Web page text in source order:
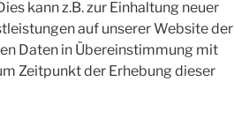
kann z.B. zur Einhaltung neuer
auf unserer Website der
Daten in Übereinstimmung mit
Zeitpunkt der Erhebung dieser